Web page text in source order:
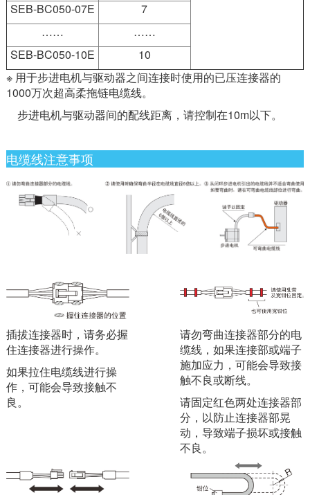
SEB-BC050-07E
7
……
……
SEB-BC050-10E
10
※ 用于步进电机与驱动器之间连接时使用的已压连接器的
1000万次超高柔拖链电缆线。
步进电机与驱动器间的配线距离，请控制在10m以下。
电缆线注意事项
插拔连接器时，请务必握
住连接器进行操作。
如果拉住电缆线进行操
作，可能会导致接触不
良。
请勿弯曲连接器部分的电
缆线，如果连接部或端子
施加应力，可能会导致接
触不良或断线。
请固定红色两处连接器部
分，以防止连接器部晃
动，导致端子损坏或接触
不良。